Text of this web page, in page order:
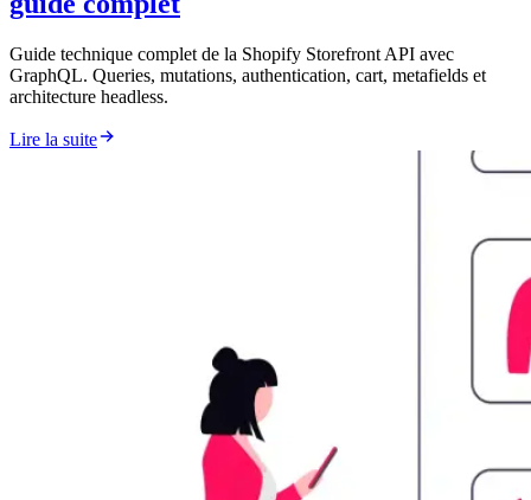
Guide technique complet de la Shopify Storefront API avec
GraphQL. Queries, mutations, authentication, cart, metafields et
architecture headless.
Lire la suite